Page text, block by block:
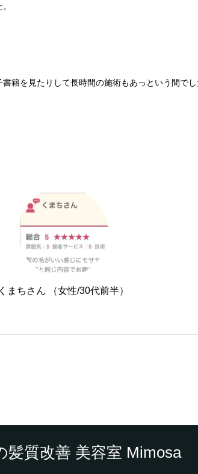
籍を見たりして長時間の施術もあっという間で
くまちさん （女性/30代前半）
髪質改善 美容室 Mimosa